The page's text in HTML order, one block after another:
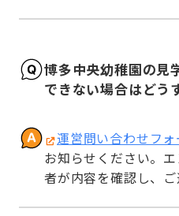
博多中央幼稚園の見
できない場合はどう
運営問い合わせフォ
お知らせください。
者が内容を確認し、ご